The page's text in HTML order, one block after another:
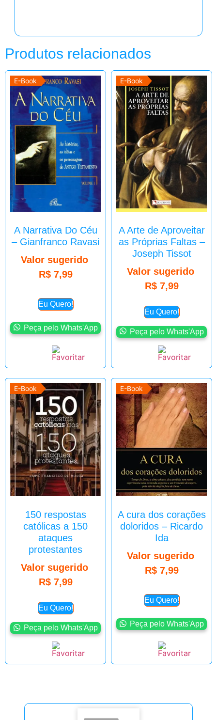
Produtos relacionados
E-Book
A Narrativa Do Céu
– Gianfranco Ravasi
Valor sugerido
R$7,99
Eu Quero!
Peça pelo Whats'App
E-Book
A Arte de Aproveitar
as Próprias Faltas –
Joseph Tissot
Valor sugerido
R$7,99
Eu Quero!
Peça pelo Whats'App
E-Book
150 respostas
católicas a 150
ataques
protestantes
Valor sugerido
R$7,99
Eu Quero!
Peça pelo Whats'App
E-Book
A cura dos corações
doloridos – Ricardo
Ida
Valor sugerido
R$7,99
Eu Quero!
Peça pelo Whats'App